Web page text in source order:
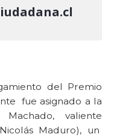
del Premio
fue asignado a la
valiente
Maduro), un